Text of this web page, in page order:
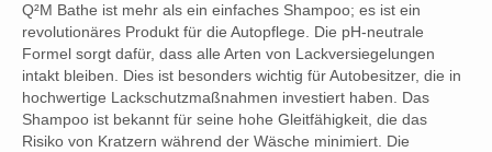
Q²M Bathe ist mehr als ein einfaches Shampoo; es ist ein
revolutionäres Produkt für die Autopflege. Die pH-neutrale
Formel sorgt dafür, dass alle Arten von Lackversiegelungen
intakt bleiben. Dies ist besonders wichtig für Autobesitzer, die in
hochwertige Lackschutzmaßnahmen investiert haben. Das
Shampoo ist bekannt für seine hohe Gleitfähigkeit, die das
Risiko von Kratzern während der Wäsche minimiert. Die